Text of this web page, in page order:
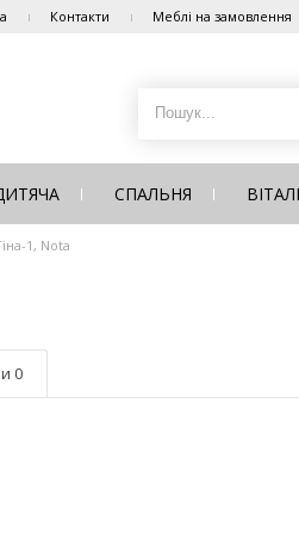
Контакти Меблі на замовлення
СПАЛЬНЯ
1, Nota
0